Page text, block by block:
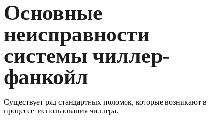
Основные
неисправности
системы чиллер-
фанкойл
Существует ряд стандартных поломок, которые возникают в
процессе использования чиллера.